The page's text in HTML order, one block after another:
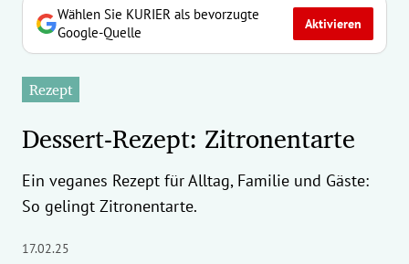
Untermenü
Untermenü
Untermenü
Untermenü
Untermenü
Wählen Sie KURIER als bevorzugte
Google-Quelle
Aktivieren
Rezept
Dessert-Rezept: Zitronentarte
Ein veganes Rezept für Alltag, Familie und Gäste:
So gelingt Zitronentarte.
17.02.25